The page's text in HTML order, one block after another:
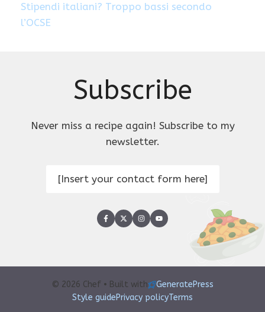
Stipendi italiani? Troppo bassi secondo
l’OCSE
Subscribe
Never miss a recipe again! Subscribe to my
newsletter.
[Insert your contact form here]
© 2026 Chef • Built with
GeneratePress
Style guidePrivacy policyTerms